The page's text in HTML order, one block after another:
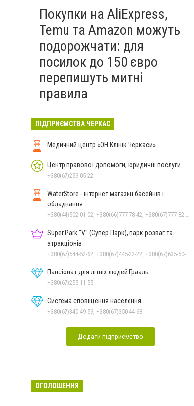
Покупки на AliExpress,
Temu та Amazon можуть
подорожчати: для
посилок до 150 євро
перепишуть митні
правила
ПІДПРИЄМСТВА ЧЕРКАС
Медичний центр «ОН Клінік Черкаси»
Центр правової допомоги, юридичні послуги
+380(67)259-05-22
WaterStore - інтернет магазин басейнів і
обладнання
+380(44)502-01-02, +380(66)777-78-42, +380(67)777-82-19, +380(67)890-80-80, +380(73)890-80-80, +380(44)502-01-03
Super Park "V" (Супер Парк), парк розваг та
атракціонів
+380(67)544-52-62, +380(67)445-22-22, +380(67)635-50-50
Пансіонат для літніх людей Грааль
+380(67)255-11-55
Система сповіщення населення
+380(67)340-49-59, +380(67)350-44-68
Додати підприємство
ОГОЛОШЕННЯ